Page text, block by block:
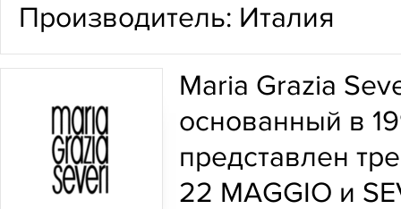
Производитель: Италия
Maria Grazia
основанный в
представлен
22 MAGGIO и